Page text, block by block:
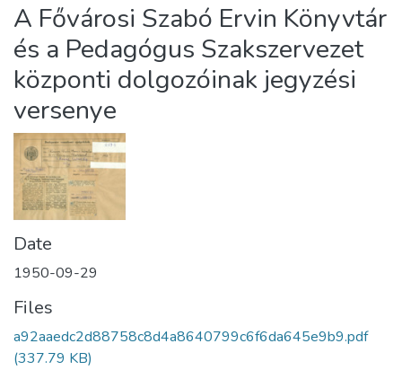
About us
A Fővárosi Szabó Ervin Könyvtár
és a Pedagógus Szakszervezet
központi dolgozóinak jegyzési
versenye
Date
1950-09-29
Files
a92aaedc2d88758c8d4a8640799c6f6da645e9b9.pdf
(337.79 KB)